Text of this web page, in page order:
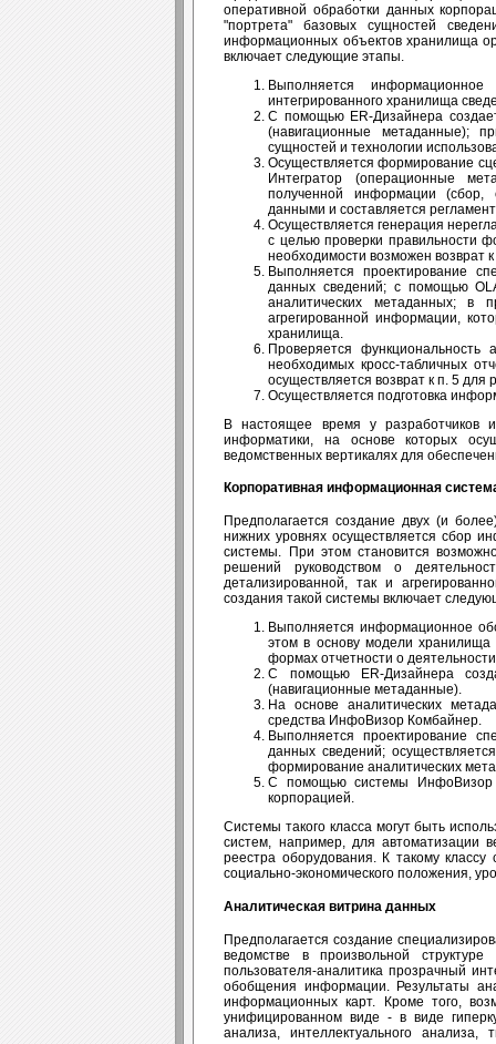
оперативной обработки данных
"портрета" базовых сущностей
информационных объектов хранилища
включает следующие этапы.
Выполняется
интегрированного хранилища
С помощью ER-Дизайнера
(навигационные метаданные);
сущностей и технологии
Осуществляется формирование
Интегратор (операционные
полученной информации (сбор,
данными и составляется
Осуществляется генерация
с целью проверки правильности
необходимости возможен возврат
Выполняется проектирование
данных сведений; с помощью
аналитических метаданных; в
агрегированной информации,
хранилища.
Проверяется
необходимых кросс-табличных
осуществляется возврат к п. 5 для
Осуществляется подготовка
В настоящее время у разработчиков
информатики, на основе которых
ведомственных вертикалях для
Корпоративная информационная
Предполагается создание двух (и
нижних уровнях осуществляется сбор
системы. При этом становится
решений руководством о
детализированной, так и
создания такой системы включает
Выполняется информационное
этом в основу модели
формах отчетности о
С помощью ER-Дизайнера
(навигационные метаданные).
На основе аналитических
средства ИнфоВизор Комбайнер.
Выполняется проектирование
данных сведений;
формирование аналитических
С помощью системы ИнфоВизор
корпорацией.
Системы такого класса могут быть
систем, например, для автоматизации
реестра оборудования. К такому
социально-экономического положения,
Аналитическая витрина данных
Предполагается создание
ведомстве в произвольной
пользователя-аналитика прозрачный
обобщения информации. Результаты
информационных карт. Кроме того,
унифицированном виде - в виде
анализа, интеллектуального